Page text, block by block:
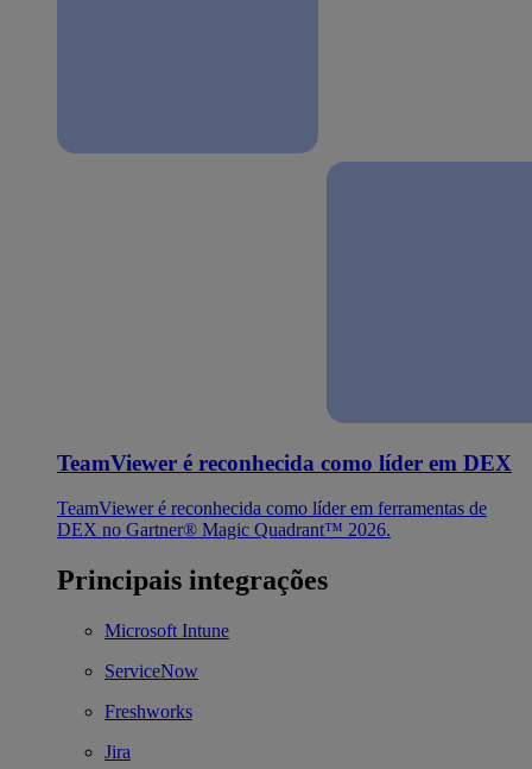
TeamViewer é reconhecida como líder em DEX
TeamViewer é reconhecida como líder em ferramentas de
DEX no Gartner® Magic Quadrant™ 2026.
Principais integrações
Microsoft Intune
ServiceNow
Freshworks
Jira